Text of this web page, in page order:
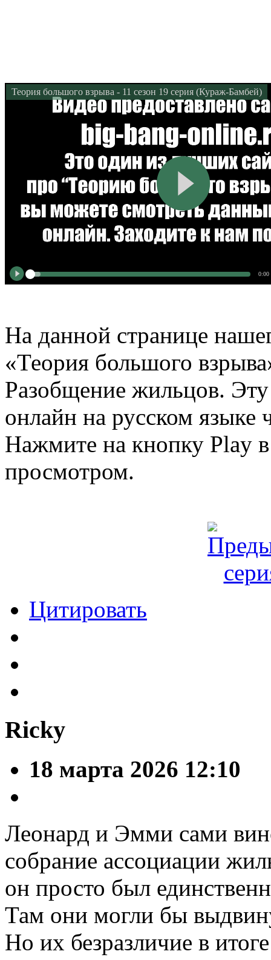
Теория большого взрыва - 11 сезон 19 серия (Кураж-Бамбей)
0:00
На данной странице
«Теория большого
Разобщение жильцов.
онлайн на русском языке
Нажмите на кнопку Play
просмотром.
Цитировать
Ricky
18 марта 2026 12:10
Леонард и Эмми сами
собрание ассоциации
он просто был
Там они могли бы
Но их безразличие в